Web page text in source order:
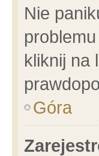
Nie
kliknij na
Góra